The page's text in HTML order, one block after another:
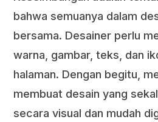
bahwa semuanya dalam
bersama. Desainer perlu
warna, gambar, teks, dan
halaman. Dengan begitu,
membuat desain yang
secara visual dan mudah